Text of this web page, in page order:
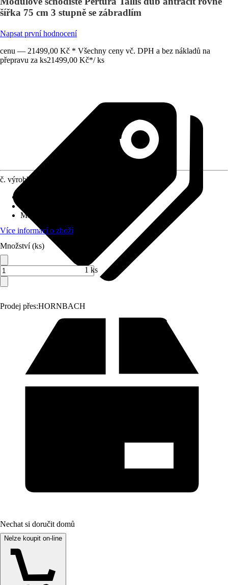
šířka 75 cm 3 stupně se zábradlím
Napsat první hodnocení
cenu — 21499,00 Kč * Všechny ceny vč. DPH a bez nákladů na
přepravu za ks21499,00 Kč*/ ks
Prodej přes:HORNBACH
č. výrobku
Možný tvar schodiště
Více informací o zboží
Množství (ks)
1 ks
Nechat si doručit domů
Nelze koupit on-line